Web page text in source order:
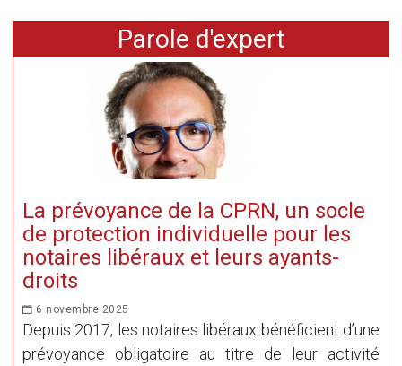
Parole d'expert
La prévoyance de la CPRN, un socle
de protection individuelle pour les
notaires libéraux et leurs ayants-
droits
6 novembre 2025
Depuis 2017, les notaires libéraux bénéficient d’une
prévoyance obligatoire au titre de leur activité